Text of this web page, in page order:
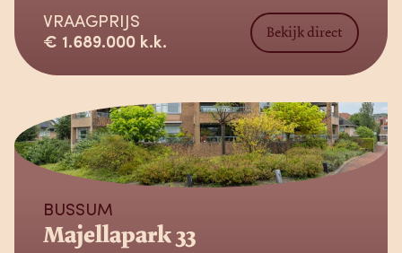
VRAAGPRIJS
€ 1.689.000 k.k.
Bekijk direct
Verkocht
BUSSUM
Majellapark 33